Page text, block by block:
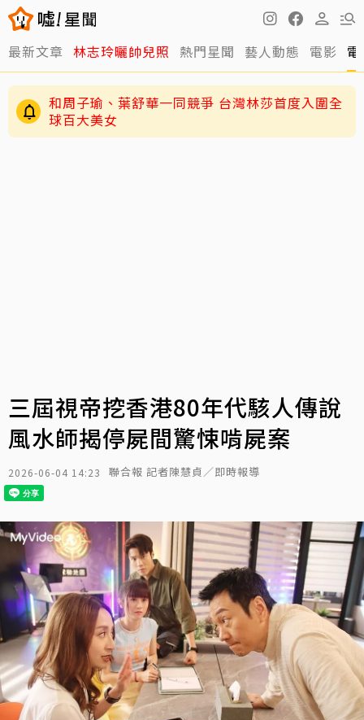
最新文章 林志玲曬帥兒照 熱門星聞 藝人動態 電影
和周子瑜、葉舒華一同競爭 台灣林莎首度入圍全
球百大美女
三屆視帝挖香港80年代駭人傳說
風水師揭停屍間驚悚啃屍案
2026-06-04 14:23 聯合報 記者陳慧貞／即時報導